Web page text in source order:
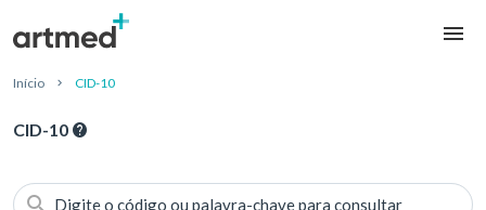
Início CID-10
CID-10
Digite o código ou palavra-chave para consultar